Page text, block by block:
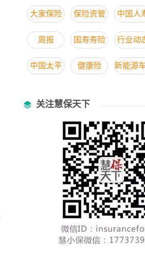
大家保险 保险资管 中国人
周报 国寿寿险 行业动
中国太平 健康险 新能源
关注慧保天下